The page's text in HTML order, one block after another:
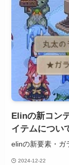
Elinの新コン
イテムにつ
elinの新要素・ガ
2024-12-22